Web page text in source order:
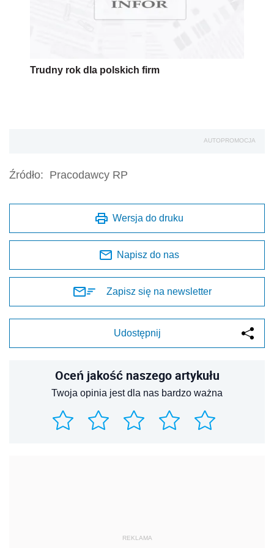
Trudny rok dla polskich firm
AUTOPROMOCJA
Źródło: Pracodawcy RP
Wersja do druku
Napisz do nas
Zapisz się na newsletter
Udostępnij
Oceń jakość naszego artykułu
Twoja opinia jest dla nas bardzo ważna
REKLAMA